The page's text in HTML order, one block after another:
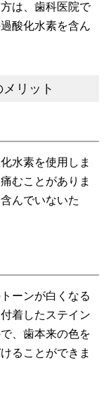
は、歯科医院で
酸化水素を含ん
リット
水素を使用しま
むことがありま
んでいないた
ーンが白くなる
着したステイン
、歯本来の色を
ることができま